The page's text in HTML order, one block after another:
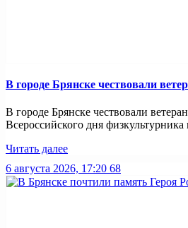
В городе Брянске чествовали
В городе Брянске чествовали
Всероссийского дня физкультурника
Читать далее
6 августа 2026, 17:20 68